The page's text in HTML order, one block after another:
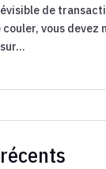
de
vous devez